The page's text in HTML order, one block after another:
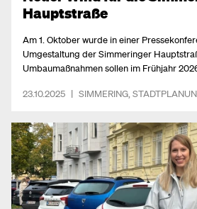
Hauptstraße
Am 1. Oktober wurde in einer
Umgestaltung der Simmeringer
Umbaumaßnahmen sollen im Frühjahr
23.10.2025 | SIMMERING